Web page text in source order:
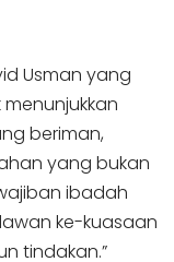
Usman yang
beriman,
yang bukan
ibadah
ke-kuasaan
tindakan.”